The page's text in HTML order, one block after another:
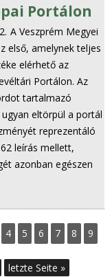
Portálon
A Veszprém Megyei
első, amelynek teljes
elérhető az
Portálon. Az
tartalmazó
eltörpül a portál
reprezentáló
leírás mellett,
azonban egészen
4 5 6 7 8 9
letzte Seite »